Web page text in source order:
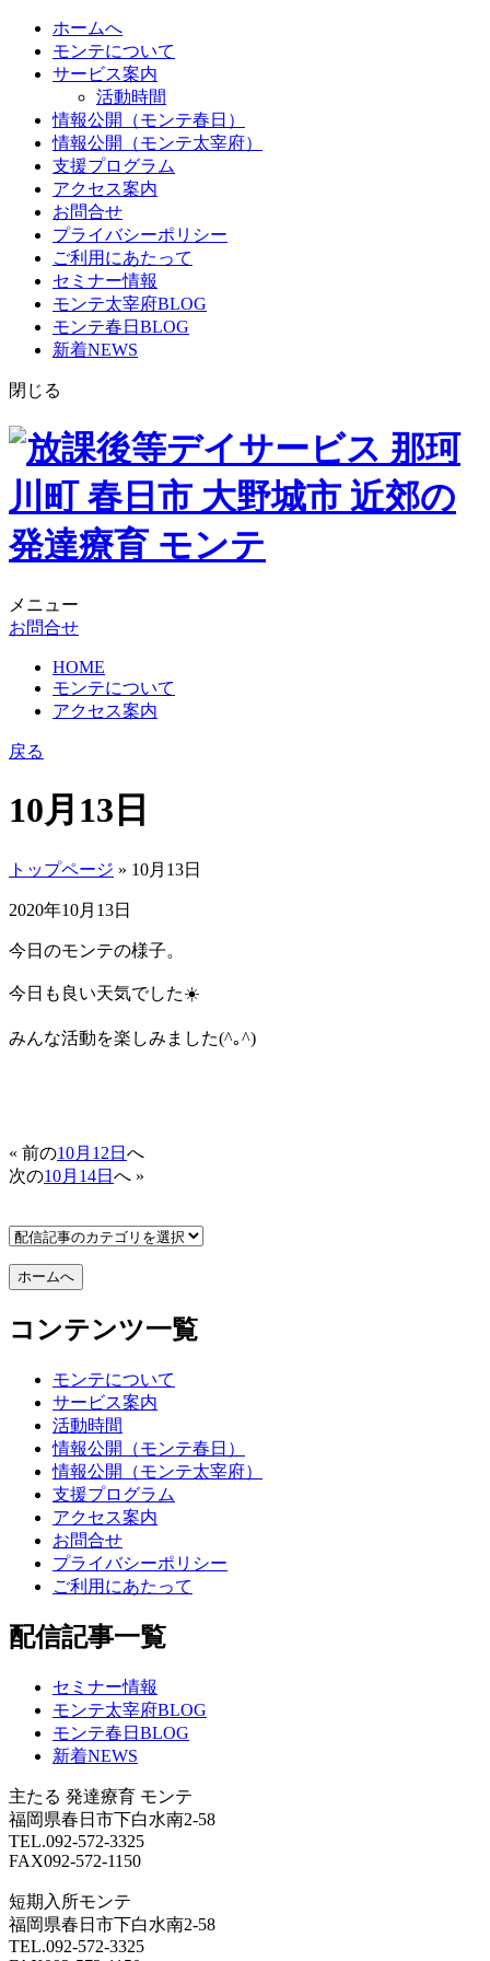
ホームへ
モンテについて
サービス案内
活動時間
情報公開（モンテ春日）
情報公開（モンテ太宰府）
支援プログラム
アクセス案内
お問合せ
プライバシーポリシー
ご利用にあたって
セミナー情報
モンテ太宰府BLOG
モンテ春日BLOG
新着NEWS
閉じる
メニュー
お問合せ
HOME
モンテについて
アクセス案内
戻る
10月13日
トップページ » 10月13日
2020年10月13日
今日のモンテの様子。
今日も良い天気でした☀️
みんな活動を楽しみました(^｡^)
« 前の10月12日 へ
次の10月14日 へ »
コンテンツ一覧
モンテについて
サービス案内
活動時間
情報公開（モンテ春日）
情報公開（モンテ太宰府）
支援プログラム
アクセス案内
お問合せ
プライバシーポリシー
ご利用にあたって
配信記事一覧
セミナー情報
モンテ太宰府BLOG
モンテ春日BLOG
新着NEWS
主たる 発達療育 モンテ
福岡県春日市下白水南2-58
TEL.092-572-3325
FAX092-572-1150
短期入所モンテ
福岡県春日市下白水南2-58
TEL.092-572-3325